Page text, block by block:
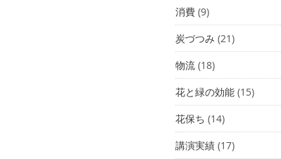
消費 (9)
炭づつみ (21)
物流 (18)
花と緑の効能 (15)
花保ち (14)
講演実績 (17)